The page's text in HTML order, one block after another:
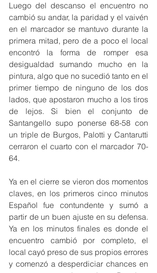
Luego del descanso el encuentro no
cambió su andar, la paridad y el vaivén
en el marcador se mantuvo durante la
primera mitad, pero de a poco el local
encontró la forma de romper esa
desigualdad sumando mucho en la
pintura, algo que no sucedió tanto en el
primer tiempo de ninguno de los dos
lados, que apostaron mucho a los tiros
de lejos. Si bien el conjunto de
Santangello supo ponerse 68-58 con
un triple de Burgos, Palotti y Cantarutti
cerraron el cuarto con el marcador 70-
64.
Ya en el cierre se vieron dos momentos
claves, en los primeros cinco minutos
Español fue contundente y sumó a
partir de un buen ajuste en su defensa.
Ya en los minutos finales es donde el
encuentro cambió por completo, el
local cayó preso de sus propios errores
y comenzó a desperdiciar chances en